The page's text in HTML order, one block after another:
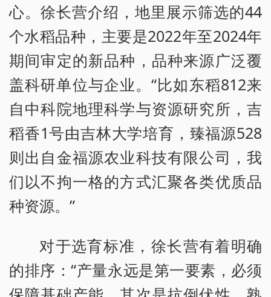
心。徐长营介绍，地里展示筛选的44
个水稻品种，主要是2022年至2024年
期间审定的新品种，品种来源广泛覆
盖科研单位与企业。“比如东稻812来
自中科院地理科学与资源研究所，吉
稻香1号由吉林大学培育，臻福源528
则出自金福源农业科技有限公司，我
们以不拘一格的方式汇聚各类优质品
种资源。”
对于选育标准，徐长营有着明确
的排序：“产量永远是第一要素，必须